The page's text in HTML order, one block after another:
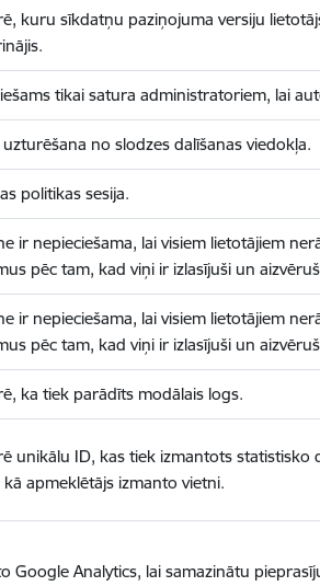
kuru sīkdatņu paziņojuma versiju
tikai satura administratoriem, lai
uzturēšana no slodzes dalīšanas viedokļa.
politikas sesija.
ir nepieciešama, lai visiem lietotājiem
pēc tam, kad viņi ir izlasījuši un
ir nepieciešama, lai visiem lietotājiem
pēc tam, kad viņi ir izlasījuši un
ka tiek parādīts modālais logs.
unikālu ID, kas tiek izmantots statistisko
apmeklētājs izmanto vietni.
Google Analytics, lai samazinātu